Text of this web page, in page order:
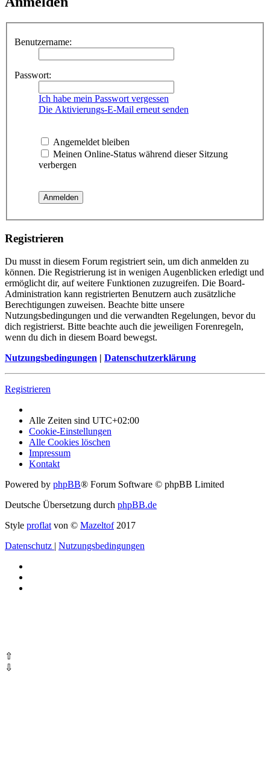
Benutzername:
Passwort:
Ich habe mein Passwort vergessen
Die Aktivierungs-E-Mail erneut senden
Angemeldet bleiben
Meinen Online-Status während dieser Sitzung
verbergen
Registrieren
Du musst in diesem Forum registriert sein, um dich anmelden zu
können. Die Registrierung ist in wenigen Augenblicken erledigt und
ermöglicht dir, auf weitere Funktionen zuzugreifen. Die Board-
Administration kann registrierten Benutzern auch zusätzliche
Berechtigungen zuweisen. Beachte bitte unsere
Nutzungsbedingungen und die verwandten Regelungen, bevor du
dich registrierst. Bitte beachte auch die jeweiligen Forenregeln,
wenn du dich in diesem Board bewegst.
Nutzungsbedingungen | Datenschutzerklärung
Registrieren
Alle Zeiten sind UTC+02:00
Cookie-Einstellungen
Alle Cookies löschen
Impressum
Kontakt
Powered by phpBB® Forum Software © phpBB Limited
Deutsche Übersetzung durch phpBB.de
Style proflat von © Mazeltof2017
Datenschutz | Nutzungsbedingungen
⇧
⇩